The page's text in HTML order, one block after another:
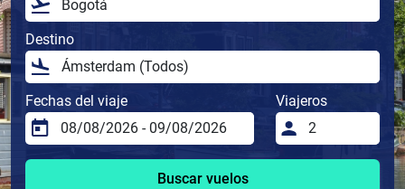
Destino
Fechas del viaje Viajeros
Buscar vuelos